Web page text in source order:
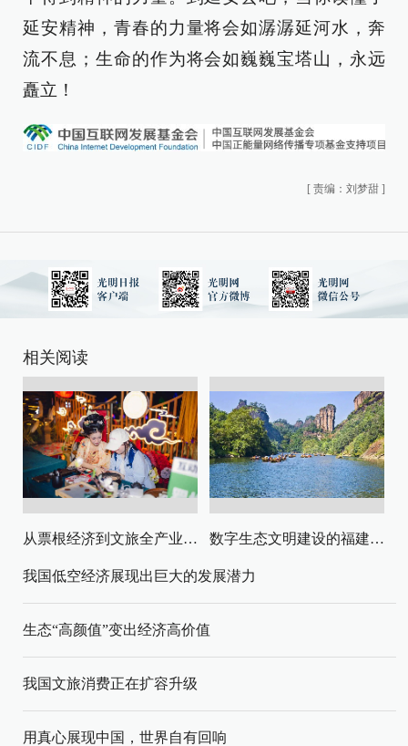
延安精神，青春的力量将会如潺潺延河水，奔
流不息；生命的作为将会如巍巍宝塔山，永远
矗立！
[ 责编：刘梦甜 ]
相关阅读
从票根经济到文旅全产业链升级 数字生态文明建设的福建路径与启示
我国低空经济展现出巨大的发展潜力
生态“高颜值”变出经济高价值
我国文旅消费正在扩容升级
用真心展现中国，世界自有回响